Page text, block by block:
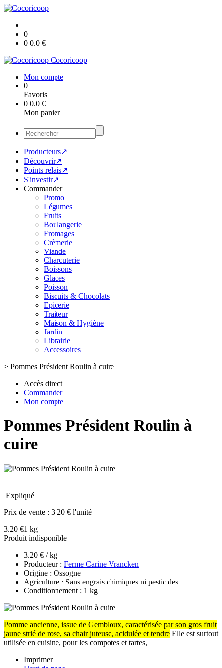
0
0 0.0 €
Cocoricoop
Mon compte
0
Favoris
0 0.0 €
Mon panier
Producteurs↗
Découvrir↗
Points relais↗
S'investir↗
Commander
Promo
Légumes
Fruits
Boulangerie
Fromages
Crèmerie
Viande
Charcuterie
Boissons
Glaces
Poisson
Biscuits & Chocolats
Epicerie
Traiteur
Maison & Hygiène
Jardin
Librairie
Accessoires
> Pommes Président Roulin à cuire
Accès direct
Commander
Mon compte
Pommes Président Roulin à
cuire
Expliqué
Prix de vente : 3.20 € l'unité
3.20 €1 kg
Produit indisponible
3.20 € / kg
Producteur : Ferme Carine Vrancken
Origine : Ossogne
Agriculture : Sans engrais chimiques ni pesticides
Conditionnement : 1 kg
Pomme ancienne, issue de Gembloux, caractérisée par son gros fruit
jaune strié de rose, sa chair juteuse, acidulée et tendre Elle est surtout
utilisée en cuisine, pour les compotes et tartes,
Imprimer